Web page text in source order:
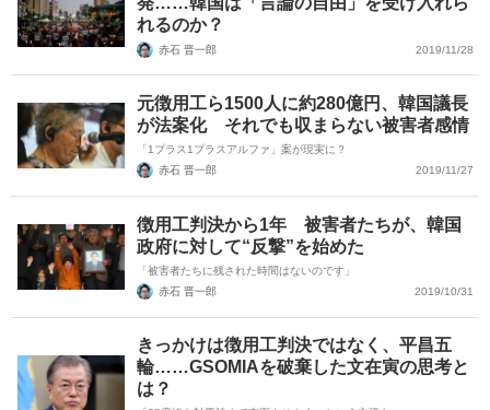
れるのか？
赤石 晋一郎 2019/11/28
元徴用工ら1500人に約280億円、韓国議長
が法案化 それでも収まらない被害者感情
「1プラス1プラスアルファ」案が現実に？
赤石 晋一郎
2019/11/27
徴用工判決から1年 被害者たちが、韓国
政府に対して“反撃”を始めた
「被害者たちに残された時間はないのです」
赤石 晋一郎
2019/10/31
きっかけは徴用工判決ではなく、平昌五
輪……GSOMIAを破棄した文在寅の思考と
は？